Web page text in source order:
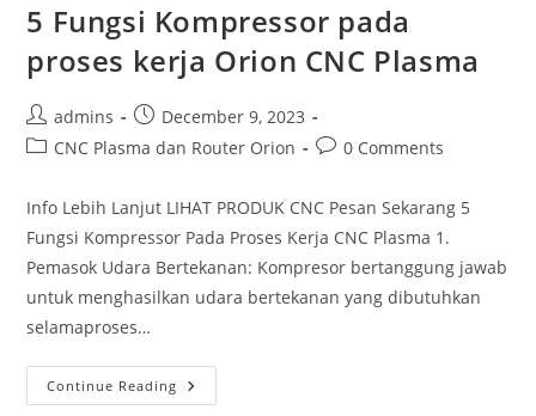
5 Fungsi Kompressor pada
proses kerja Orion CNC Plasma
Post
author:
admins
Post
published:
December 9, 2023
PostCNC Plasma dan Router Orion
Post0 Comments
Info Lebih Lanjut LIHAT PRODUK CNC Pesan Sekarang 5
Fungsi Kompressor Pada Proses Kerja CNC Plasma 1.
Pemasok Udara Bertekanan: Kompresor bertanggung jawab
untuk menghasilkan udara bertekanan yang dibutuhkan
selamaproses…
Continue Reading
Fungsi